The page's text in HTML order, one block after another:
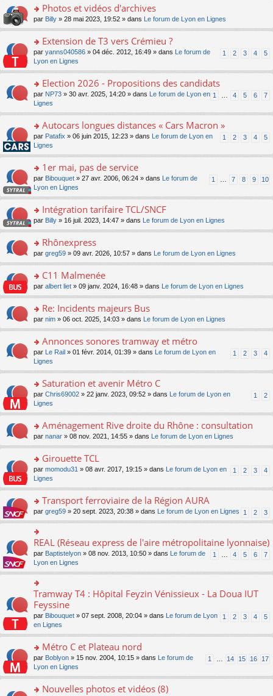
c
epl
u
s
ré
c
e
o
n
lu
pl
u
s
ré
c
e
nt
a
g
e
n
o
n
pl
u
s
ré
c
nt
ult
er
le
m
e
s
g
e
n
o
n
le
s
ré
e
o
n
ult
er
le
m
e
s
s
e
n
o
n
lu
pl
ré
c
e
Photos et vidéos d'archives
par Billy » 28 mai 2023, 19:52 » dans Le forum de Lyon en Lignes
o
s
er
le
m
e
s
s
a
n
o
n
lu
le
u
ré
c
e
Extension de T3 vers Crémieu ?
1 2 3 4 5
par yanns040586 » 04 déc. 2012, 16:49 » dans
Le forum de
Lyon en Lignes
o
s
er
le
m
e
s
s
a
n
o
n
lu
pl
s
ré
c
nt
Election 2026 - Propositions des candidats
1 4 5 6 7
par NP73 » 30 avr. 2025, 14:20 » dans
Le forum de Lyon en
Lignes
o
s
er
le
m
e
s
s
e
n
o
n
le
u
s
ré
e
nt
Autocars longues distances « Cars Macron »
1 2 3 4 5
par Patafix » 06 juin 2015, 12:23 » dans
Le forum de Lyon en
Lignes
o
s
er
le
m
e
s
g
e
n
o
lu
pl
u
ré
e
nt
1er mai, pas de service
1 7 8 9 10
par Bibouquet » 27 avr. 2006, 06:24 » dans
Le forum de
Lyon en Lignes
o
n
ult
er
le
m
e
a
g
e
n
n
pl
u
ré
e
nt
Intégration tarifaire TCL/SNCF
par Billy » 16 juil. 2023, 14:47 » dans Le forum de Lyon en Lignes
o
n
ult
er
le
m
e
a
g
e
n
o
lu
u
s
ré
e
nt
Rhônexpress
par greg59 » 09 avr. 2026, 10:57 » dans Le forum de Lyon en Lignes
o
n
ult
er
le
m
e
s
g
e
n
o
n
le
u
s
ré
c
nt
C11 Malmenée
par albert liet » 09 janv. 2024, 16:48 » dans Le forum de Lyon en Lignes
o
n
ult
er
le
m
e
s
s
e
n
o
n
le
s
ré
c
e
nt
Re: Incidents majeurs Bus
par nim » 06 oct. 2025, 14:03 » dans Le forum de Lyon en Lignes
o
s
er
le
m
e
s
s
e
n
o
n
lu
pl
s
ré
c
nt
Annonces sonores tramway et métro
1 2 3 4
par Le Rail » 01 févr. 2014, 01:39 » dans
Le forum de Lyon en
Lignes
o
s
er
le
m
e
s
s
e
n
o
n
lu
pl
ré
e
nt
Saturation et avenir Métro C
1 2
par Chris69002 » 22 janv. 2023, 09:52 » dans
Le forum de Lyon en
Lignes
o
n
ult
er
le
m
e
s
a
e
n
o
n
lu
le
pl
u
s
ré
c
e
nt
Aménagement Rive droite du Rhône : consultation
par nanar » 08 nov. 2021, 14:55 » dans Le forum de Lyon en Lignes
o
s
er
le
m
e
s
s
a
e
o
n
lu
le
pl
s
ré
c
e
nt
Girouette TCL
1 2 3 4
par momodu31 » 08 avr. 2017, 19:15 » dans
Le forum de Lyon en
Lignes
o
n
s
ult
er
le
m
e
s
a
e
n
lu
le
pl
s
Transport ferroviaire de la Région AURA
1 2 3
par greg59 » 20 sept. 2023, 20:38 » dans Le forum de Lyon en Lignes
o
n
s
le
m
e
s
s
a
e
n
o
n
lu
REAL (Réseau express de l'aire métropolitaine lyonnaise)
1 4 5 6 7
par Baptistelyon » 08 nov. 2013, 10:50 » dans
Le forum de
Lyon en Lignes
o
n
ult
le
m
e
s
s
g
Tramway T4 : Hôpital Feyzin Vénissieux - La Doua IUT
Feyssine
1 2 3 4 5
par Bibouquet » 07 sept. 2008, 20:04 » dans
Le forum de Lyon
en Lignes
o
s
er
Métro C et Plateau nord
1 14 15 16 17
par Boblyon » 15 nov. 2004, 10:15 » dans
Le forum de
Lyon en Lignes
Nouvelles photos et vidéos (8)